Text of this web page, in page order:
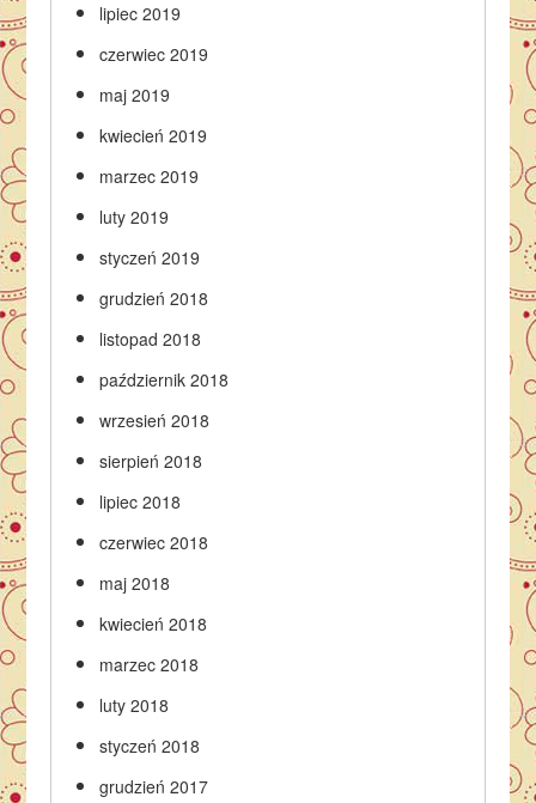
lipiec 2019
czerwiec 2019
maj 2019
kwiecień 2019
marzec 2019
luty 2019
styczeń 2019
grudzień 2018
listopad 2018
październik 2018
wrzesień 2018
sierpień 2018
lipiec 2018
czerwiec 2018
maj 2018
kwiecień 2018
marzec 2018
luty 2018
styczeń 2018
grudzień 2017